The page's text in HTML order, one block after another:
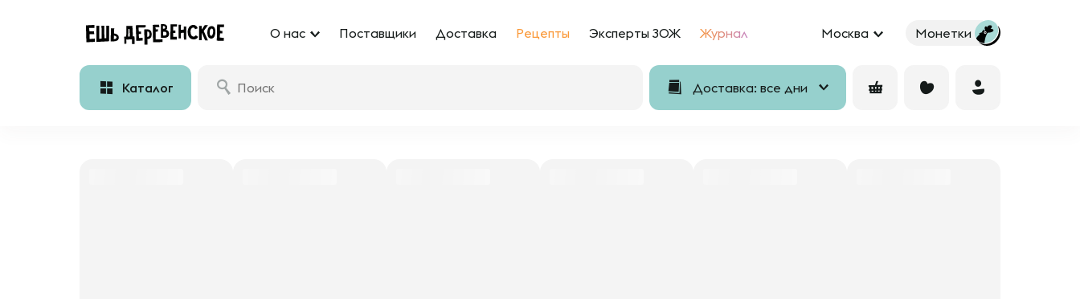
О нас Поставщики Доставка Рецепты Эксперты ЗОЖ Журнал Москва Монетки
Каталог Доставка: все дни